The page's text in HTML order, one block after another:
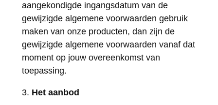
aangekondigde ingangsdatum van de
gewijzigde algemene voorwaarden gebruik
maken van onze producten, dan zijn de
gewijzigde algemene voorwaarden vanaf dat
moment op jouw overeenkomst van
toepassing.
Het aanbod